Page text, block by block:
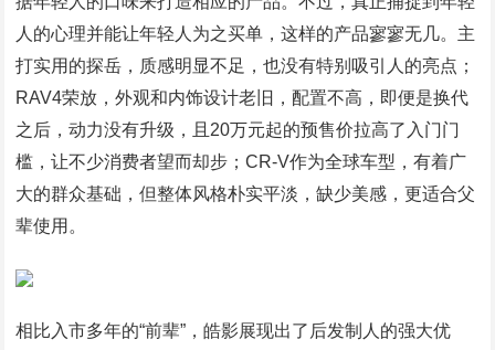
人的心理并能让年轻人为之买单，这样的产品寥寥无几。主
打实用的探岳，质感明显不足，也没有特别吸引人的亮点；
RAV4荣放，外观和内饰设计老旧，配置不高，即便是换代
之后，动力没有升级，且20万元起的预售价拉高了入门门
槛，让不少消费者望而却步；CR-V作为全球车型，有着广
大的群众基础，但整体风格朴实平淡，缺少美感，更适合父
辈使用。
相比入市多年的“前辈”，皓影展现出了后发制人的强大优